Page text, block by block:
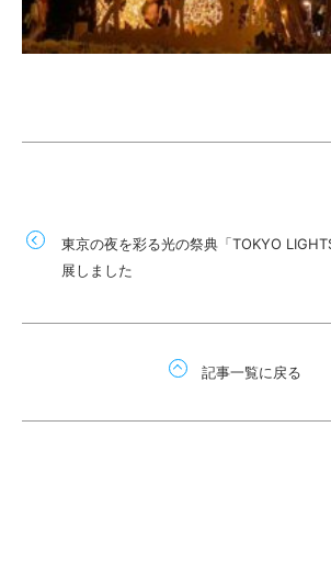
東京の夜を彩る光の祭典「TOKYO
展しました
記事一覧に戻る